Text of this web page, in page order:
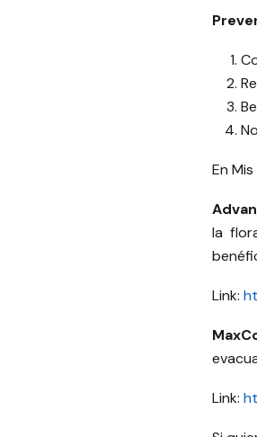
En
la
Link:
Link: